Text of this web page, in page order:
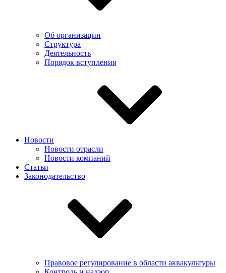
Об организации
Структура
Деятельность
Порядок вступления
Новости
Новости отрасли
Новости компаний
Статьи
Законодательство
Правовое регулирование в области аквакультуры